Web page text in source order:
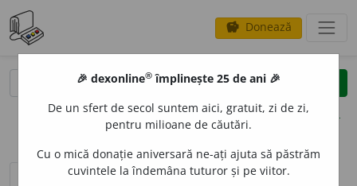
savings Donează
clear
opțiuni
definiții (1)
🎉 dexonline® împlinește 25 de ani 🎉
De un sfert de secol suntem aici, gratuit, zi de zi,
pentru milioane de căutări.
Cu o mică donație aniversară ne-ați ajuta să păstrăm
cuvintele la îndemâna tuturor și pe viitor.